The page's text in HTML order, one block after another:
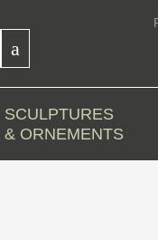
SCULPTURES
& ORNEMENTS